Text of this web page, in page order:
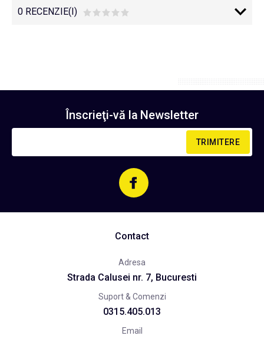
0 RECENZIE(I)
Înscrieţi-vă la Newsletter
TRIMITERE
Contact
Adresa
Strada Calusei nr. 7, Bucuresti
Suport & Comenzi
0315.405.013
Email